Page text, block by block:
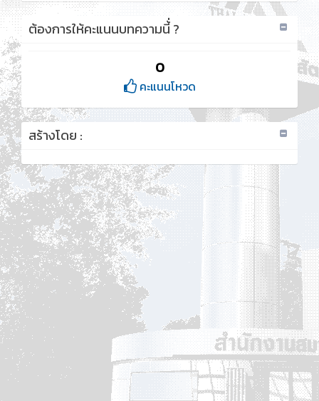
ต้องการให้คะแนนบทความนี้่ ?
0
คะแนนโหวด
สร้างโดย :